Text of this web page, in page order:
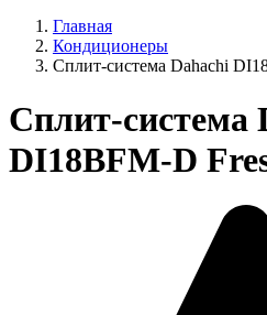
Главная
Кондиционеры
Сплит-система Dahachi
Сплит-система
DI18BFM-D